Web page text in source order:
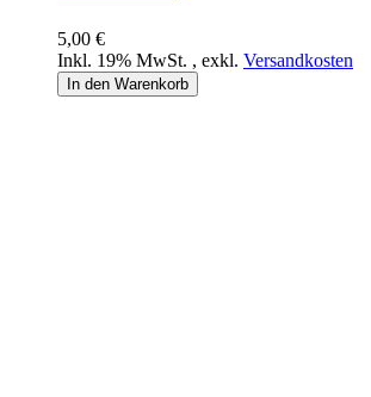
5,00 €
Inkl. 19% MwSt. , exkl. Versandkosten
In den Warenkorb